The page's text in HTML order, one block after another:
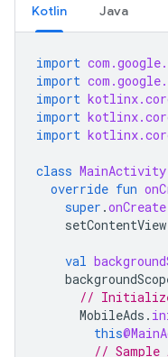
Kotlin Java
import
import
import
import
import
class MainActivity
override fun
super .onCreate
setContentView
val
//
MobileAds .
this
// Sample